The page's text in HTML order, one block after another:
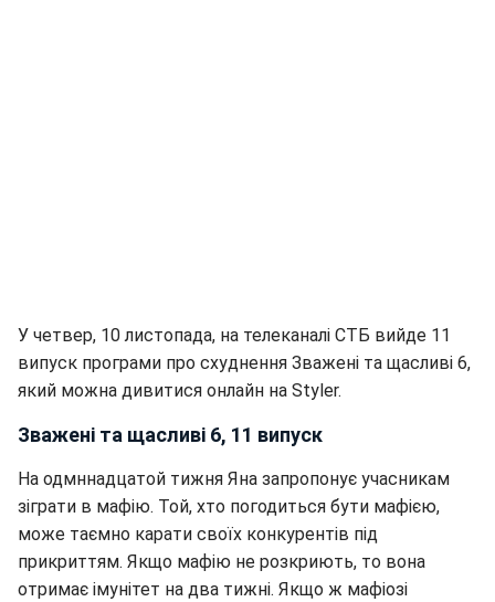
У четвер, 10 листопада, на телеканалі СТБ вийде 11
випуск програми про схуднення Зважені та щасливі 6,
який можна дивитися онлайн на Styler.
Зважені та щасливі 6, 11 випуск
На одмннадцатой тижня Яна запропонує учасникам
зіграти в мафію. Той, хто погодиться бути мафією,
може таємно карати своїх конкурентів під
прикриттям. Якщо мафію не розкриють, то вона
отримає імунітет на два тижні. Якщо ж мафіозі